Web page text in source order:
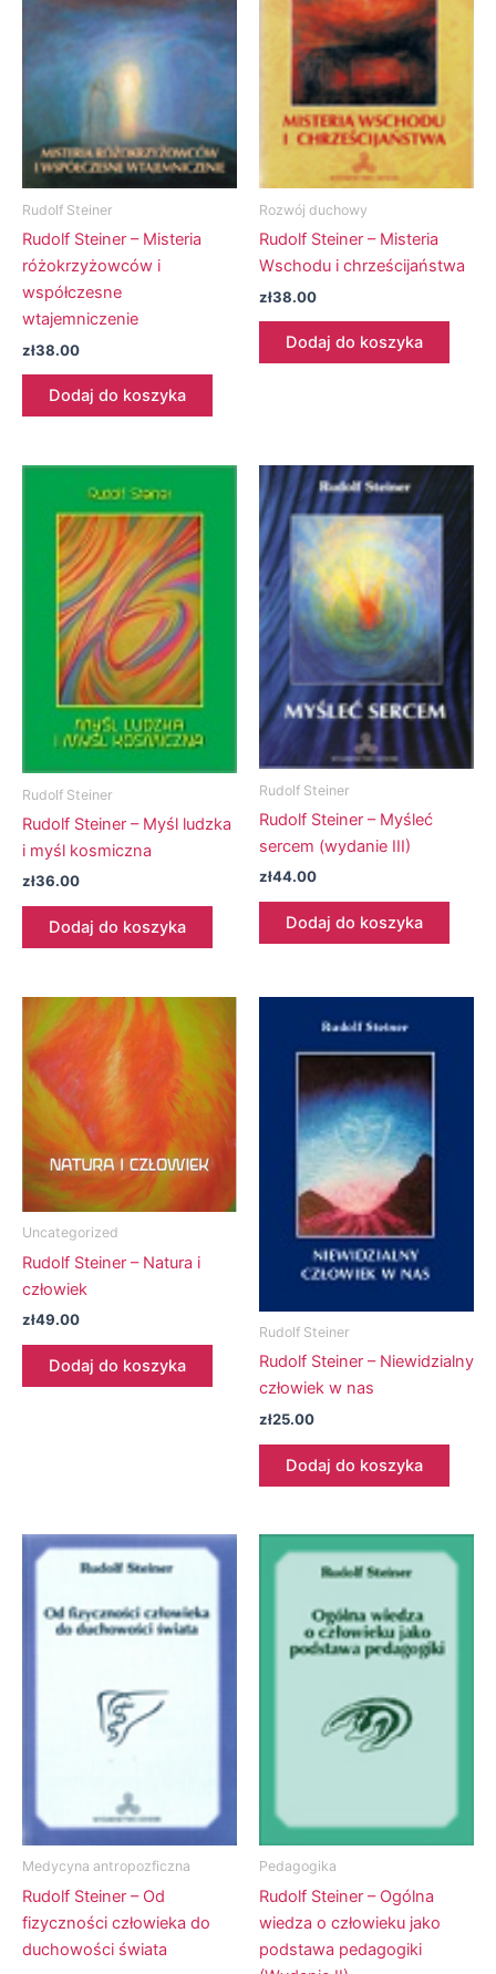
Rudolf Steiner
Rudolf Steiner – Misteria
różokrzyżowców i
współczesne
wtajemniczenie
zł38.00
Dodaj do koszyka
Rozwój duchowy
Rudolf Steiner – Misteria
Wschodu i chrześcijaństwa
zł38.00
Dodaj do koszyka
Rudolf Steiner
Rudolf Steiner – Myśl ludzka
i myśl kosmiczna
zł36.00
Dodaj do koszyka
Rudolf Steiner
Rudolf Steiner – Myśleć
sercem (wydanie III)
zł44.00
Dodaj do koszyka
Uncategorized
Rudolf Steiner – Natura i
człowiek
zł49.00
Dodaj do koszyka
Rudolf Steiner
Rudolf Steiner – Niewidzialny
człowiek w nas
zł25.00
Dodaj do koszyka
Medycyna antropozficzna
Rudolf Steiner – Od
fizyczności człowieka do
duchowości świata
Pedagogika
Rudolf Steiner – Ogólna
wiedza o człowieku jako
podstawa pedagogiki